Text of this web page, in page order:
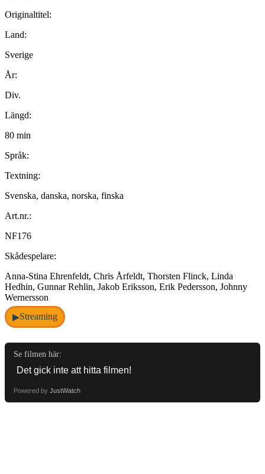
Originaltitel:
Land:
Sverige
År:
Div.
Längd:
80 min
Språk:
Textning:
Svenska, danska, norska, finska
Art.nr.:
NF176
Skådespelare:
Anna-Stina Ehrenfeldt, Chris Årfeldt, Thorsten Flinck, Linda
Hedhin, Gunnar Rehlin, Jakob Eriksson, Erik Pedersson, Johnny
Wernersson
▶Streaming
Se filmen här:
Powered by JustWatch